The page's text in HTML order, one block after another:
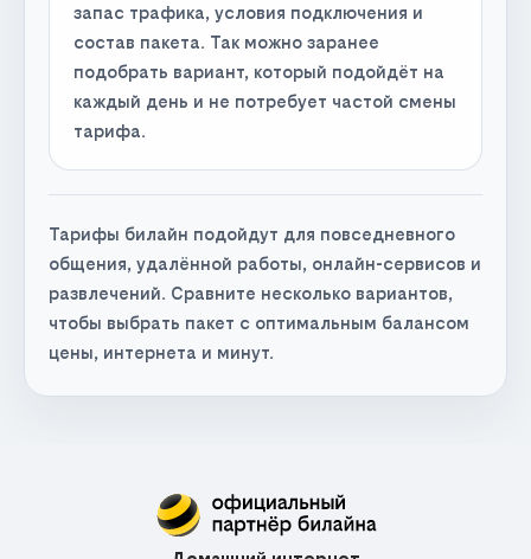
запас трафика, условия подключения и
состав пакета. Так можно заранее
подобрать вариант, который подойдёт на
каждый день и не потребует частой смены
тарифа.
Тарифы билайн подойдут для повседневного
общения, удалённой работы, онлайн-сервисов и
развлечений. Сравните несколько вариантов,
чтобы выбрать пакет с оптимальным балансом
цены, интернета и минут.